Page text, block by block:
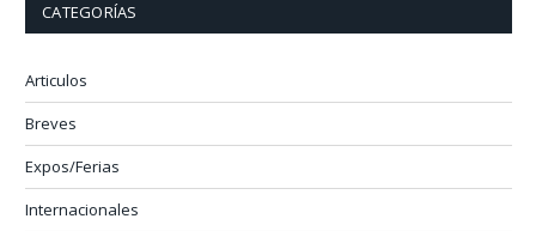
CATEGORÍAS
Articulos
Breves
Expos/Ferias
Internacionales